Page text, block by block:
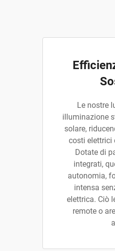
Le nostre
illuminazione
solare,
costi elettrici
Dotate di
integrati,
autonomia,
intensa
elettrica. Ciò
remote o